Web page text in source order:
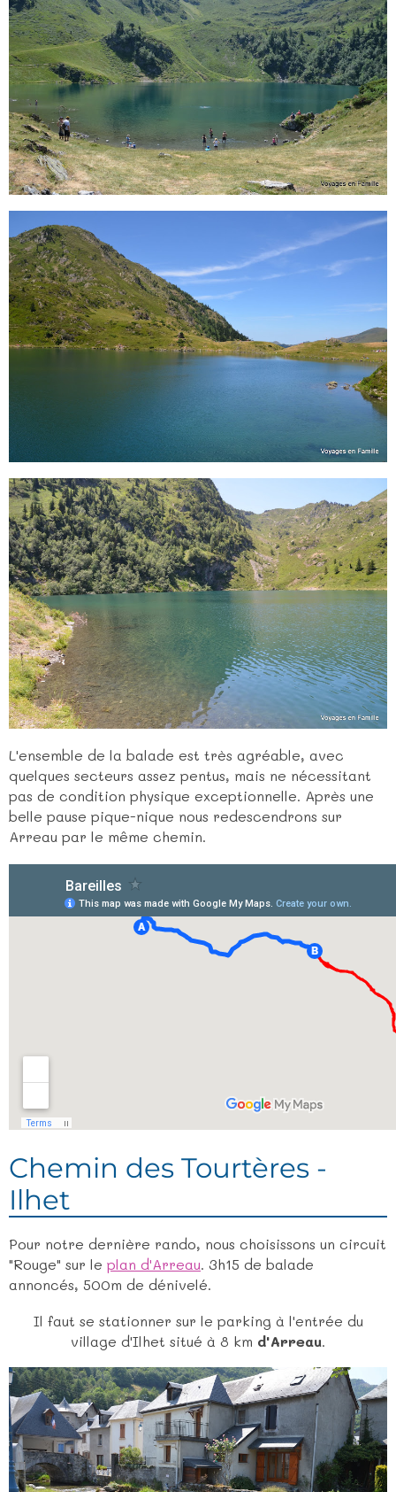
L'ensemble de la balade est très agréable, avec
quelques secteurs assez pentus, mais ne nécessitant
pas de condition physique exceptionnelle. Après une
belle pause pique-nique nous redescendrons sur
Arreau par le même chemin.
Chemin des Tourtères -
Ilhet
Pour notre dernière rando, nous choisissons un circuit
"Rouge" sur le plan d'Arreau. 3h15 de balade
annoncés, 500m de dénivelé.
Il faut se stationner sur le parking à l'entrée du
village d'Ilhet situé à 8 km d'Arreau.